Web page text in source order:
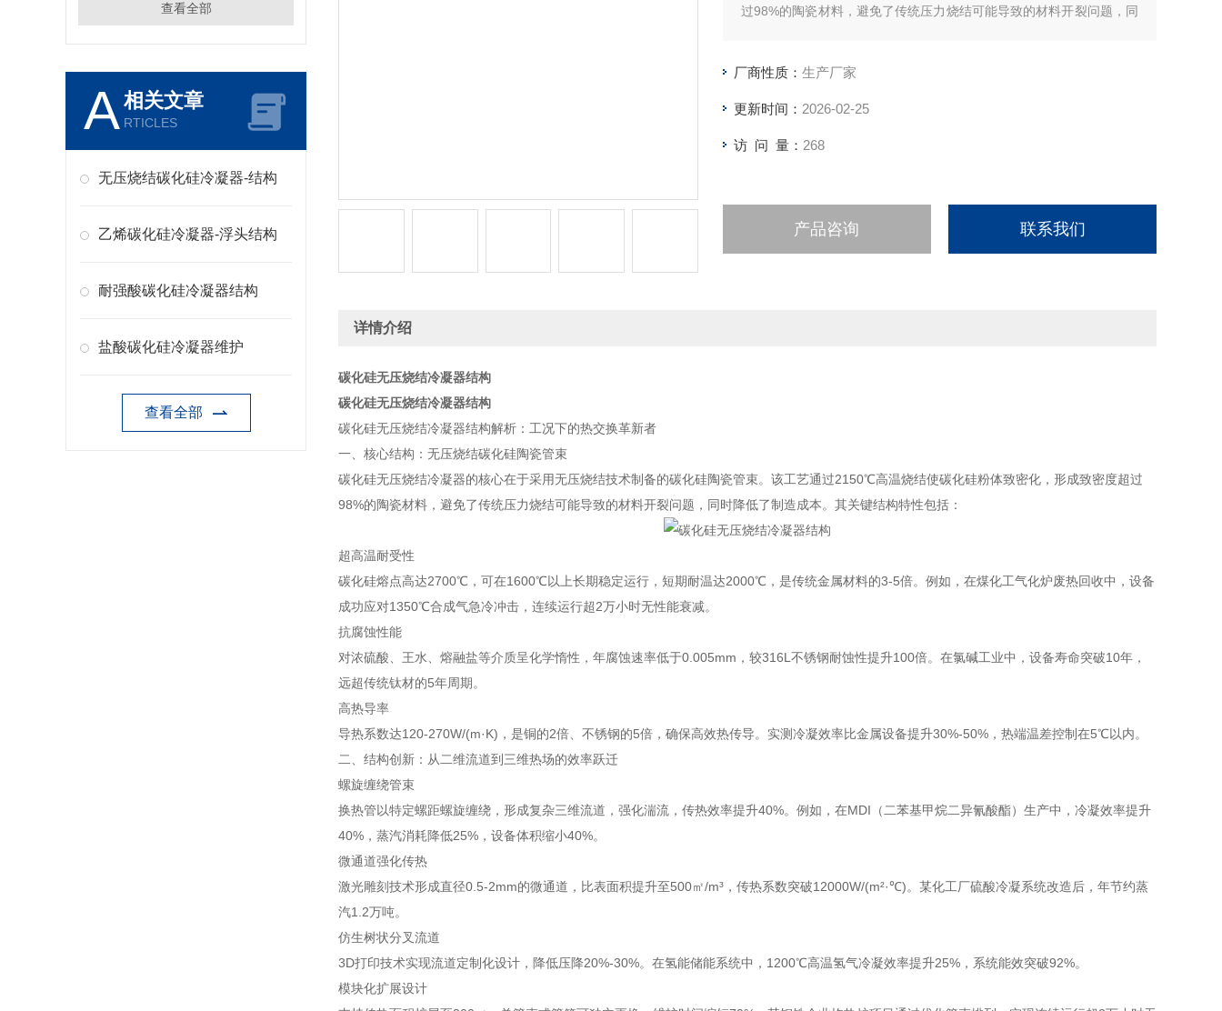
查看全部
A相关文章
RTICLES
无压烧结碳化硅冷凝器-结构
乙烯碳化硅冷凝器-浮头结构
耐强酸碳化硅冷凝器结构
盐酸碳化硅冷凝器维护
查看全部
过98%的陶瓷材料，避免了传统压力烧结可能导致的材料开裂问题，同
厂商性质： 生产厂家
更新时间： 2026-02-25
访 问 量： 268
产品咨询 联系我们
详情介绍
碳化硅无压烧结冷凝器结构
碳化硅无压烧结冷凝器结构
碳化硅无压烧结冷凝器结构解析：工况下的热交换革新者
一、核心结构：无压烧结碳化硅陶瓷管束
碳化硅无压烧结冷凝器的核心在于采用无压烧结技术制备的碳化硅陶瓷管束。该工艺通过2150℃高温烧结使碳化硅粉体致密化，形成致密度超过
98%的陶瓷材料，避免了传统压力烧结可能导致的材料开裂问题，同时降低了制造成本。其关键结构特性包括：
超高温耐受性
碳化硅熔点高达2700℃，可在1600℃以上长期稳定运行，短期耐温达2000℃，是传统金属材料的3-5倍。例如，在煤化工气化炉废热回收中，设备
成功应对1350℃合成气急冷冲击，连续运行超2万小时无性能衰减。
抗腐蚀性能
对浓硫酸、王水、熔融盐等介质呈化学惰性，年腐蚀速率低于0.005mm，较316L不锈钢耐蚀性提升100倍。在氯碱工业中，设备寿命突破10年，
远超传统钛材的5年周期。
高热导率
导热系数达120-270W/(m·K)，是铜的2倍、不锈钢的5倍，确保高效热传导。实测冷凝效率比金属设备提升30%-50%，热端温差控制在5℃以内。
二、结构创新：从二维流道到三维热场的效率跃迁
螺旋缠绕管束
换热管以特定螺距螺旋缠绕，形成复杂三维流道，强化湍流，传热效率提升40%。例如，在MDI（二苯基甲烷二异氰酸酯）生产中，冷凝效率提升
40%，蒸汽消耗降低25%，设备体积缩小40%。
微通道强化传热
激光雕刻技术形成直径0.5-2mm的微通道，比表面积提升至500㎡/m³，传热系数突破12000W/(m²·℃)。某化工厂硫酸冷凝系统改造后，年节约蒸
汽1.2万吨。
仿生树状分叉流道
3D打印技术实现流道定制化设计，降低压降20%-30%。在氢能储能系统中，1200℃高温氢气冷凝效率提升25%，系统能效突破92%。
模块化扩展设计